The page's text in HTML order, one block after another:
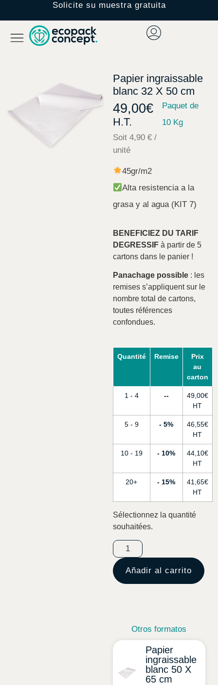
Solicite su muestra gratuita
Papier ingraissable
blanc 32 X 50 cm
49,00€
H.T.
Soit 4,90 € /
unité
Paquet de
10 Kg
45gr/m2
Alta resistencia a la
grasa y al agua (KIT 7)
BENEFICIEZ DU TARIF
DEGRESSIFà partir de 5
cartons dans le panier !
Panachage possible: les
remises s’appliquent sur le
nombre total de cartons,
toutes références
confondues.
Quantité Remise
Prix
au
carton
1 - 4 - 49,00€
5 - 9 5% 46,55€
10 - 19 10% 44,10€
20+ 15% 41,65€
Sélectionnez la quantité
souhaitées.
Añadir al carrito
Otros formatos
Papier
ingraissable
blanc 50 X
65 cm